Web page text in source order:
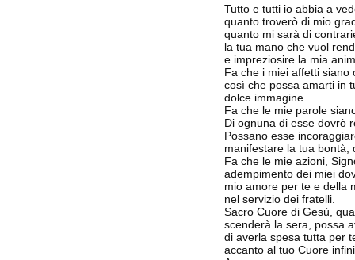
Tutto e tutti io abbia a
quanto troverò di mio
quanto mi sarà di
la tua mano che vuol
e impreziosire la mia
Fa che i miei affetti siano
così che possa amarti in
dolce immagine.
Fa che le mie parole
Di ognuna di esse dovrò
Possano esse
manifestare la tua bontà,
Fa che le mie azioni,
adempimento dei miei
mio amore per te e della
nel servizio dei fratelli.
Sacro Cuore di Gesù,
scenderà la sera, possa
di averla spesa tutta per
accanto al tuo Cuore